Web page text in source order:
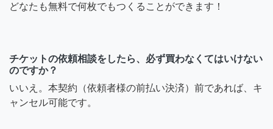
どなたも無料で何枚でもつくることができます！
チケットの依頼相談をしたら、必ず買わなくてはいけない
のですか？
いいえ。本契約（依頼者様の前払い決済）前であれば、キ
ャンセル可能です。